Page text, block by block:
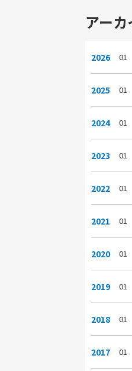
アー
2026 01
2025 01
2024 01
2023 01
2022 01
2021 01
2020 01
2019 01
2018 01
2017 01